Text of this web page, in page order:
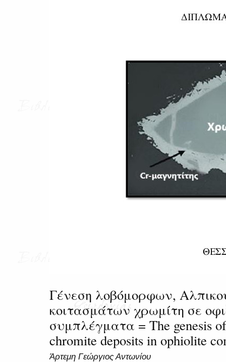
Γένεση λοβόμορφων,
κοιτασμάτων χρωμίτη σε
συμπλέγματα = The genesis
chromite deposits in ophiolite
Άρτεμη Γεώργιος Αντωνίου